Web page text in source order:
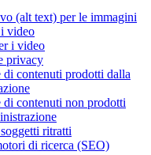
(alt text) per le immagini
video
i video
privacy
contenuti prodotti dalla
contenuti non prodotti
ritratti
di ricerca (SEO)